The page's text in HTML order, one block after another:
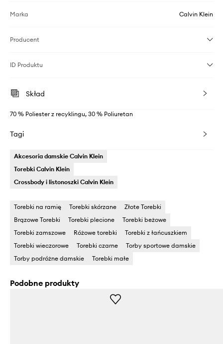
Marka Calvin Klein
Producent
ID Produktu
Skład
70 % Poliester z recyklingu, 30 % Poliuretan
Tagi
Akcesoria damskie Calvin Klein
Torebki Calvin Klein
Crossbody i listonoszki Calvin Klein
Torebki na ramię Torebki skórzane
Złote Torebki
Brązowe Torebki
Torebki plecione
Torebki beżowe
Torebki zamszowe
Różowe torebki
Torebki z łańcuszkiem
Torebki wieczorowe
Torebki czarne
Torby sportowe damskie
Torby podróżne damskie
Torebki małe
Podobne produkty